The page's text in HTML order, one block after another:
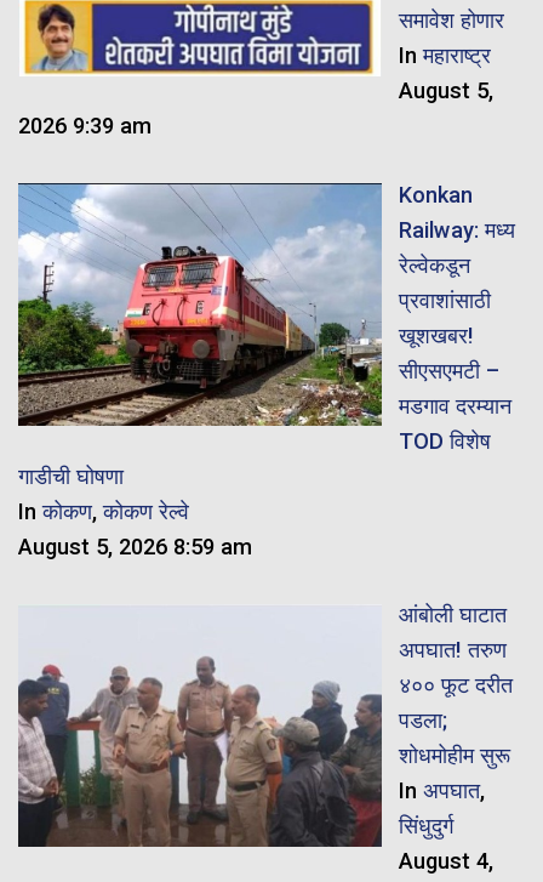
समावेश होणार
Inमहाराष्ट्र
August 5,
2026 9:39 am
Konkan
Railway: मध्य
रेल्वेकडून
प्रवाशांसाठी
खूशखबर!
सीएसएमटी –
मडगाव दरम्यान
TOD विशेष
गाडीची घोषणा
Inकोकण,कोकण रेल्वे
August 5, 2026 8:59 am
आंबोली घाटात
अपघात! तरुण
४०० फूट दरीत
पडला;
शोधमोहीम सुरू
In अपघात,
सिंधुदुर्ग
August 4,